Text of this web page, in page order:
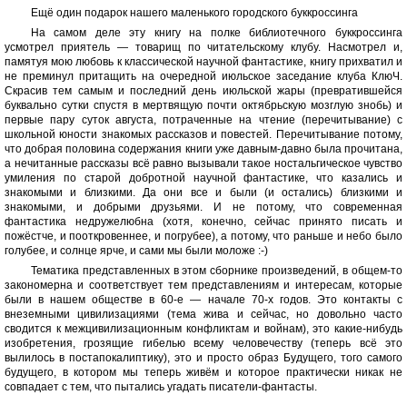
Ещё один подарок нашего маленького городского буккроссинга
На самом деле эту книгу на полке библиотечного буккроссинга
усмотрел приятель — товарищ по читательскому клубу. Насмотрел и,
памятуя мою любовь к классической научной фантастике, книгу прихватил и
не преминул притащить на очередной июльское заседание клуба КлюЧ.
Скрасив тем самым и последний день июльской жары (превратившейся
буквально сутки спустя в мертвящую почти октябрьскую мозглую знобь) и
первые пару суток августа, потраченные на чтение (перечитывание) с
школьной юности знакомых рассказов и повестей. Перечитывание потому,
что добрая половина содержания книги уже давным-давно была прочитана,
а нечитанные рассказы всё равно вызывали такое ностальгическое чувство
умиления по старой добротной научной фантастике, что казались и
знакомыми и близкими. Да они все и были (и остались) близкими и
знакомыми, и добрыми друзьями. И не потому, что современная
фантастика недружелюбна (хотя, конечно, сейчас принято писать и
пожёстче, и пооткровеннее, и погрубее), а потому, что раньше и небо было
голубее, и солнце ярче, и сами мы были моложе :-)
Тематика представленных в этом сборнике произведений, в общем-то
закономерна и соответствует тем представлениям и интересам, которые
были в нашем обществе в 60-е — начале 70-х годов. Это контакты с
внеземными цивилизациями (тема жива и сейчас, но довольно часто
сводится к межцивилизационным конфликтам и войнам), это какие-нибудь
изобретения, грозящие гибелью всему человечеству (теперь всё это
вылилось в постапокалиптику), это и просто образ Будущего, того самого
будущего, в котором мы теперь живём и которое практически никак не
совпадает с тем, что пытались угадать писатели-фантасты.